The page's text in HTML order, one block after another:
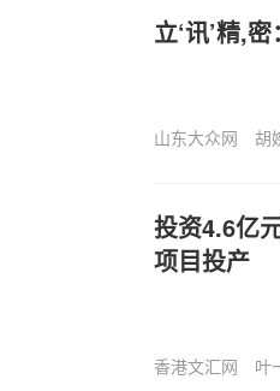
立‘讯’精,
山东大众网 胡
投资4.6亿
项目投产
香港文汇网 叶